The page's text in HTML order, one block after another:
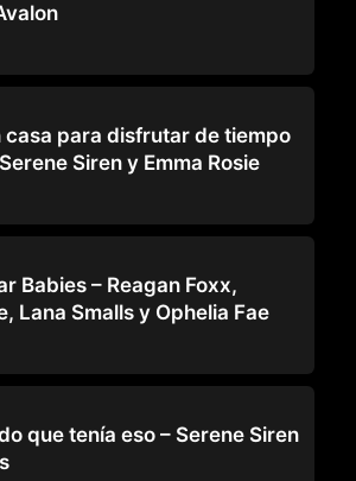
casa para disfrutar de tiempo
Siren y Emma Rosie
Babies – Reagan Foxx,
Lana Smalls y Ophelia Fae
que tenía eso – Serene Siren